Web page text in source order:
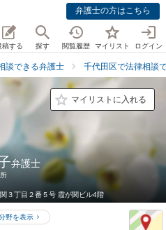
弁護士の方はこちら
稿する 探す 閲覧履歴 マイリスト ログイン
談できる弁護士 千代田区で法律相談
マイリストに入れる
弁護士
３丁目２番５号 霞が関ビル4階
野を表示